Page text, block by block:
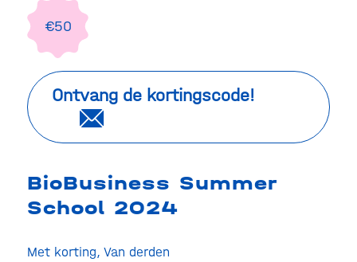
€50
Ontvang de kortingscode!
BioBusiness Summer
School 2024
Met korting, Van derden